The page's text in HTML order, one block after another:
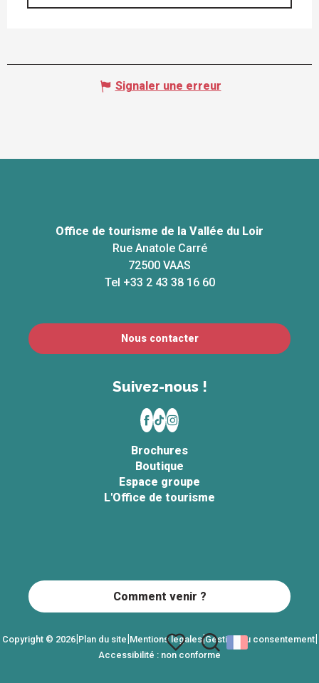
Signaler une erreur
Office de tourisme de la Vallée du Loir
Rue Anatole Carré
72500 VAAS
Tel +33 2 43 38 16 60
Nous contacter
Suivez-nous !
Brochures
Boutique
Espace groupe
L'Office de tourisme
Copyright © 2026| Plan du site Mentions légales|Gestion du consentement|
Accessibilité : non conforme
Comment venir ?